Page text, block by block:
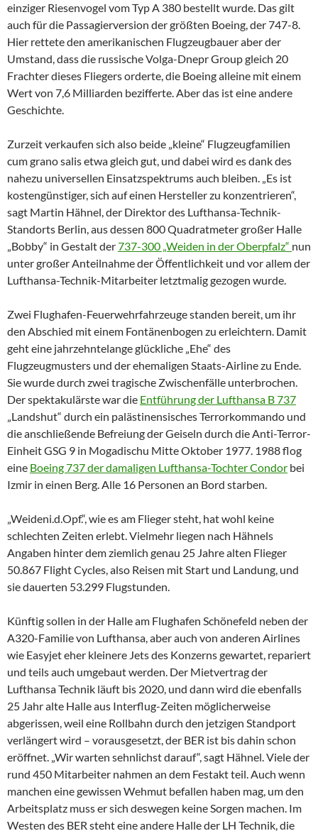
einziger Riesenvogel vom Typ A 380 bestellt wurde. Das gilt
auch für die Passagierversion der größten Boeing, der 747-8.
Hier rettete den amerikanischen Flugzeugbauer aber der
Umstand, dass die russische Volga-Dnepr Group gleich 20
Frachter dieses Fliegers orderte, die Boeing alleine mit einem
Wert von 7,6 Milliarden bezifferte. Aber das ist eine andere
Geschichte.
Zurzeit verkaufen sich also beide „kleine“ Flugzeugfamilien
cum grano salis etwa gleich gut, und dabei wird es dank des
nahezu universellen Einsatzspektrums auch bleiben. „Es ist
kostengünstiger, sich auf einen Hersteller zu konzentrieren“,
sagt Martin Hähnel, der Direktor des Lufthansa-Technik-
Standorts Berlin, aus dessen 800 Quadratmeter großer Halle
„Bobby“ in Gestalt der737-300 „Weiden in der Oberpfalz“ nun
unter großer Anteilnahme der Öffentlichkeit und vor allem der
Lufthansa-Technik-Mitarbeiter letztmalig gezogen wurde.
Zwei Flughafen-Feuerwehrfahrzeuge standen bereit, um ihr
den Abschied mit einem Fontänenbogen zu erleichtern. Damit
geht eine jahrzehntelange glückliche „Ehe“ des
Flugzeugmusters und der ehemaligen Staats-Airline zu Ende.
Sie wurde durch zwei tragische Zwischenfälle unterbrochen.
Der spektakulärste war die Entführung der Lufthansa B 737
„Landshut“ durch ein palästinensisches Terrorkommando und
die anschließende Befreiung der Geiseln durch die Anti-Terror-
Einheit GSG 9 in Mogadischu Mitte Oktober 1977. 1988 flog
eine Boeing 737 der damaligen Lufthansa-Tochter Condor bei
Izmir in einen Berg. Alle 16 Personen an Bord starben.
„Weideni.d.Opf.“, wie es am Flieger steht, hat wohl keine
schlechten Zeiten erlebt. Vielmehr liegen nach Hähnels
Angaben hinter dem ziemlich genau 25 Jahre alten Flieger
50.867 Flight Cycles, also Reisen mit Start und Landung, und
sie dauerten 53.299 Flugstunden.
Künftig sollen in der Halle am Flughafen Schönefeld neben der
A320-Familie von Lufthansa, aber auch von anderen Airlines
wie Easyjet eher kleinere Jets des Konzerns gewartet, repariert
und teils auch umgebaut werden. Der Mietvertrag der
Lufthansa Technik läuft bis 2020, und dann wird die ebenfalls
25 Jahr alte Halle aus Interflug-Zeiten möglicherweise
abgerissen, weil eine Rollbahn durch den jetzigen Standport
verlängert wird – vorausgesetzt, der BER ist bis dahin schon
eröffnet. „Wir warten sehnlichst darauf“, sagt Hähnel. Viele der
rund 450 Mitarbeiter nahmen an dem Festakt teil. Auch wenn
manchen eine gewissen Wehmut befallen haben mag, um den
Arbeitsplatz muss er sich deswegen keine Sorgen machen. Im
Westen des BER steht eine andere Halle der LH Technik, die